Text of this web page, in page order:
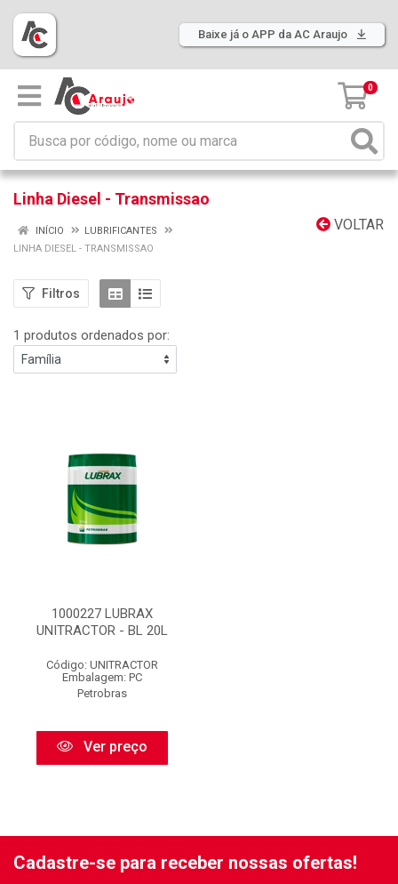
Baixe já o APP da AC Araujo
0
Linha Diesel - Transmissao
VOLTAR
INÍCIO
LUBRIFICANTES
LINHA DIESEL - TRANSMISSAO
Filtros
1 produtos ordenados por:
1000227 LUBRAX
UNITRACTOR - BL 20L
Código: UNITRACTOR
Embalagem: PC
Petrobras
Ver preço
Cadastre-se para receber nossas ofertas!